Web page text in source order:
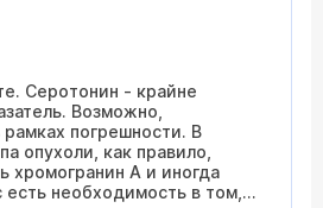
221, в ноябре 2023 г.
Вас проконсультировать
повышения уровня
онкодиспансере по месту
проходила очередное
не нашли. С
Серотонин - крайне
Возможно,
погрешности. В
опухоли, как правило,
хромогранин А и иногда
есть необходимость в том,